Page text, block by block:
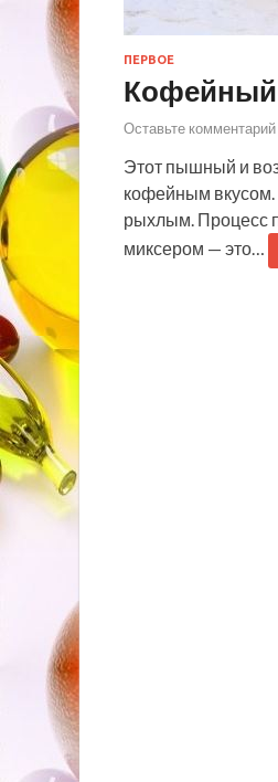
ПЕРВОЕ
Кофейный
Оставьте комментарий
Этот пышный и
кофейным вкусом.
рыхлым. Процесс
миксером — это…